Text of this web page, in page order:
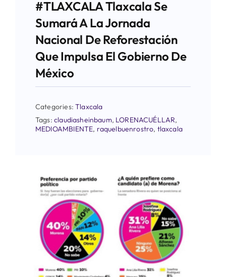
#TLAXCALA Tlaxcala Se
Sumará A La Jornada
Nacional De Reforestación
Que Impulsa El Gobierno De
México
Categories:Tlaxcala
Tags:claudiasheinbaum, LORENACUÉLLAR,
MEDIOAMBIENTE, raquelbuenrostro, tlaxcala